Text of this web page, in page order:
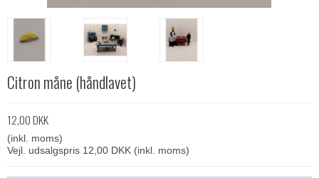
Citron måne (håndlavet)
12,00 DKK
(inkl. moms)
Vejl. udsalgspris 12,00 DKK (inkl. moms)